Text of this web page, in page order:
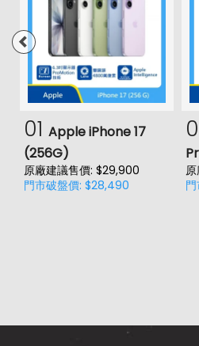
第一前相機光圈
通訊與網路系統
4G FDD LTE頻率
4G TDD LTE頻率
SIM卡槽數
01 Apple iPhone 17
(256G)
原廠建議售價: $29,900
門市破盤價: $28,490